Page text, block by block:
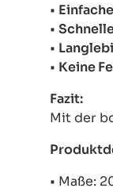
•
•
•
• Keine
Fazit:
Mit der
• Maße: